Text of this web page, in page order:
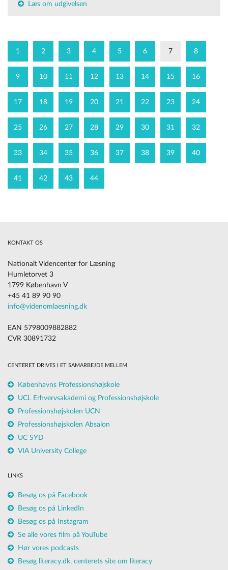
Læs om udgivelsen
1 2 3 4 5 6 7 8
9 10 11 12 13 14 15 16
17 18 19 20 21 22 23 24
25 26 27 28 29 30 31 32
33 34 35 36 37 38 39 40
41 42 43 44
KONTAKT OS
Nationalt Videncenter for Læsning
Humletorvet 3
1799 København V
+45 41 89 90 90
info@videnomlaesning.dk
EAN 5798009882882
CVR 30891732
CENTERET DRIVES I ET SAMARBEJDE MELLEM
Københavns Professionshøjskole
UCL Erhvervsakademi og Professionshøjskole
Professionshøjskolen UCN
Professionshøjskolen Absalon
UC SYD
VIA University College
LINKS
Besøg os på Facebook
Besøg os på LinkedIn
Besøg os på Instagram
Se alle vores film på YouTube
Hør vores podcasts
Besøg literacy.dk, centerets site om literacy